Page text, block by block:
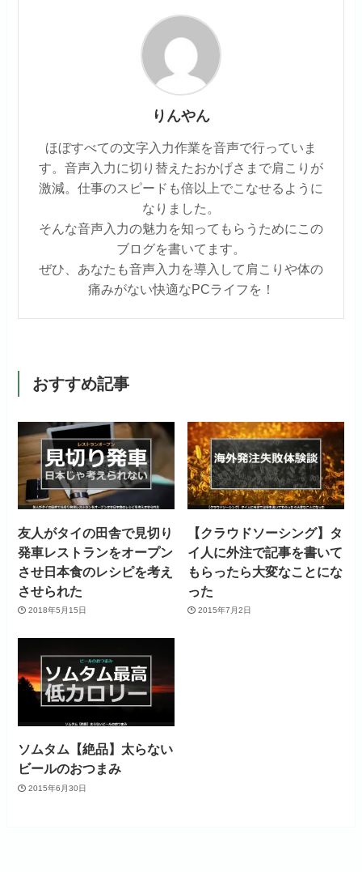
りんやん
ほぼすべての文字入力作業を音声で行っていま
す。音声入力に切り替えたおかげさまで肩こりが
激減。仕事のスピードも倍以上でこなせるように
なりました。
そんな音声入力の魅力を知ってもらうためにこの
ブログを書いてます。
ぜひ、あなたも音声入力を導入して肩こりや体の
痛みがない快適なPCライフを！
おすすめ記事
友人がタイの田舎で見切り
発車レストランをオープン
させ日本食のレシピを考え
させられた
2018年5月15日
【クラウドソーシング】タ
イ人に外注で記事を書いて
もらったら大変なことにな
った
2015年7月2日
ソムタム【絶品】太らない
ビールのおつまみ
2015年6月30日